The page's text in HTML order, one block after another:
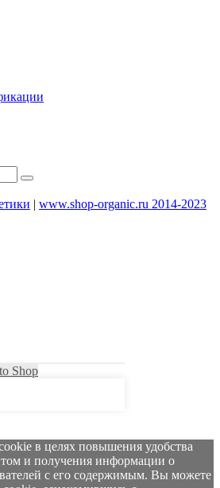
| www.shop-organic.ru 2014-2023
Shop
в целях повышения удобства
и получения информации о
с его содержимым. Вы можете